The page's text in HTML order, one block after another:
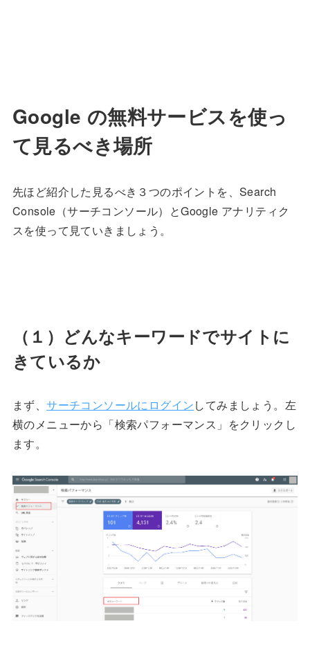
Google の無料サービスを使っ
て見るべき場所
先ほど紹介した見るべき３つのポイントを、Search
Console（サーチコンソール）とGoogle アナリティク
スを使って見ていきましょう。
（１）どんなキーワードでサイトに
きているか
まず、サーチコンソールにログインしてみましょう。左
横のメニューから「検索パフォーマンス」をクリックし
ます。